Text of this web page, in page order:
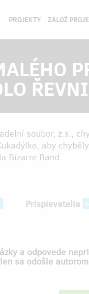
PROJEKTY ZALOŽ
soubor, z.s.,
aby
Bizarre Band.
Prispievatelia
a odpovede
sa odošle